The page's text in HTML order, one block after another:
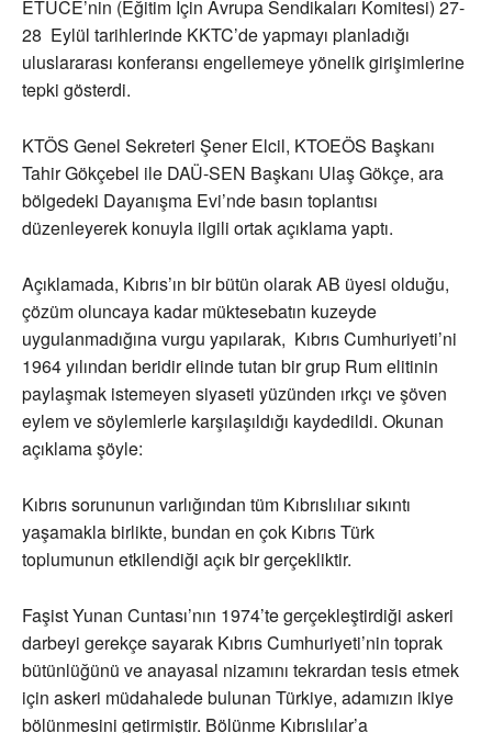
ETUCE’nin (Eğitim İçin Avrupa Sendikaları Komitesi) 27-
28 Eylül tarihlerinde KKTC’de yapmayı planladığı
uluslararası konferansı engellemeye yönelik girişimlerine
tepki gösterdi.
KTÖS Genel Sekreteri Şener Elcil, KTOEÖS Başkanı
Tahir Gökçebel ile DAÜ-SEN Başkanı Ulaş Gökçe, ara
bölgedeki Dayanışma Evi’nde basın toplantısı
düzenleyerek konuyla ilgili ortak açıklama yaptı.
Açıklamada, Kıbrıs’ın bir bütün olarak AB üyesi olduğu,
çözüm oluncaya kadar müktesebatın kuzeyde
uygulanmadığına vurgu yapılarak, Kıbrıs Cumhuriyeti’ni
1964 yılından beridir elinde tutan bir grup Rum elitinin
paylaşmak istemeyen siyaseti yüzünden ırkçı ve şöven
eylem ve söylemlerle karşılaşıldığı kaydedildi. Okunan
açıklama şöyle:
Kıbrıs sorununun varlığından tüm Kıbrıslılıar sıkıntı
yaşamakla birlikte, bundan en çok Kıbrıs Türk
toplumunun etkilendiği açık bir gerçekliktir.
Faşist Yunan Cuntası’nın 1974’te gerçekleştirdiği askeri
darbeyi gerekçe sayarak Kıbrıs Cumhuriyeti’nin toprak
bütünlüğünü ve anayasal nizamını tekrardan tesis etmek
için askeri müdahalede bulunan Türkiye, adamızın ikiye
bölünmesini getirmiştir. Bölünme Kıbrıslılar’a